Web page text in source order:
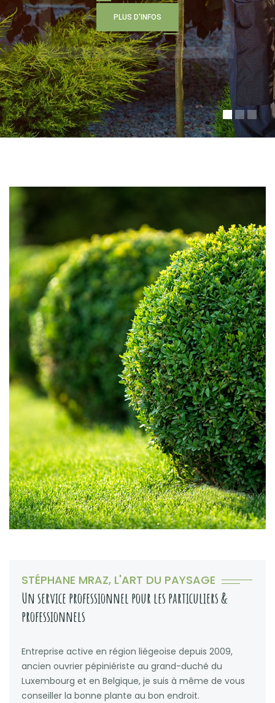
P LUS D' N FOS
STÉPHANE MRAZ, L'ART DU PAYSAGE
Un service professionnel pour les particuliers &
professionnels
Entreprise active en région liégeoise depuis 2009,
ancien ouvrier pépiniériste au grand-duché du
Luxembourg et en Belgique, je suis à même de vous
conseiller la bonne plante au bon endroit.